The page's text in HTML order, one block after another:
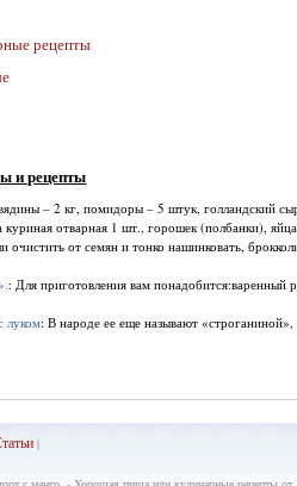
рецепты
и рецепты
– 2 кг, помидоры – 5 штук, голландский
куриная отварная 1 шт., горошек (полбанки),
очистить от семян и тонко нашинковать,
: Для приготовления вам понадобится:варенный
луком: В народе ее еще называют «строганиной»,
тьи |